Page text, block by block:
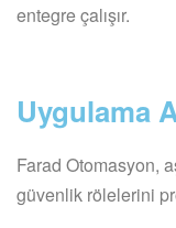
entegre çalışır.
Uygulama
Farad Otomasyon,
güvenlik rölelerini